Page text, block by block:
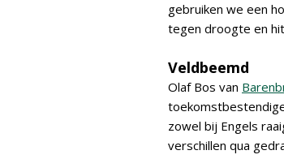
gebruiken we een
tegen droogte en
Veldbeemd
Olaf Bos van
zowel bij Engels
verschillen qua